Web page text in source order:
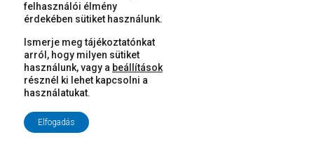
© 2026 Győr Megyei Jogú Város • Minden jog fenntartva!
felhasználói élmény
érdekében sütiket használunk.
Ismerje meg tájékoztatónkat
arról, hogy milyen sütiket
használunk, vagy a beállítások
résznél ki lehet kapcsolni a
használatukat.
Elfogadás